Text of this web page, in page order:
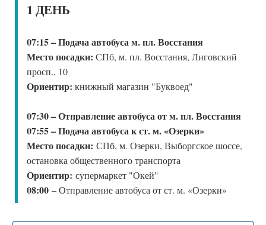
1 ДЕНЬ
07:15 – Подача автобуса м. пл. Восстания
Место посадки: СПб, м. пл. Восстания, Лиговский
просп., 10
Ориентир: книжный магазин "Буквоед"
07:30 – Отправление автобуса от м. пл. Восстания
07:55 – Подача автобуса к ст. м. «Озерки»
Место посадки: СПб, м. Озерки, Выборгское шоссе,
остановка общественного транспорта
Ориентир: супермаркет "Окей"
08:00 – Отправление автобуса от ст. м. «Озерки»